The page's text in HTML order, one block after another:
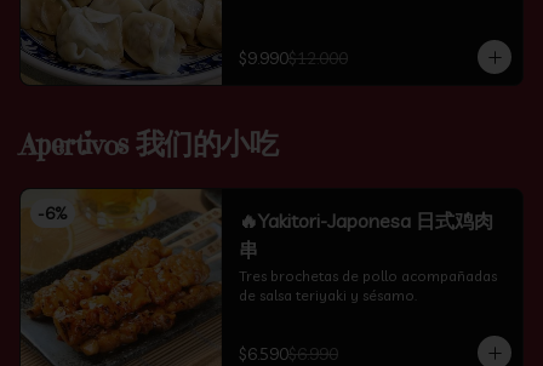
$9.990$12.000
Apertivos 我们的小吃
-6%
🔥Yakitori-Japonesa 日式鸡肉
串
Tres brochetas de pollo acompañadas
de salsa teriyaki y sésamo.
$6.590$6.990